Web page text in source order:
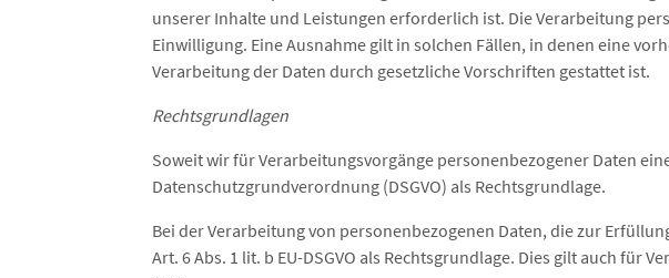
unserer Inhalte und Leistungen erforderlich ist. Die Verarbeitung
Einwilligung. Eine Ausnahme gilt in solchen Fällen, in denen eine
Verarbeitung der Daten durch gesetzliche Vorschriften gestattet ist.
Rechtsgrundlagen
Soweit wir für Verarbeitungsvorgänge personenbezogener Daten
Datenschutzgrundverordnung (DSGVO) als Rechtsgrundlage.
Bei der Verarbeitung von personenbezogenen Daten, die zur
Art. 6 Abs. 1 lit. b EU-DSGVO als Rechtsgrundlage. Dies gilt auch